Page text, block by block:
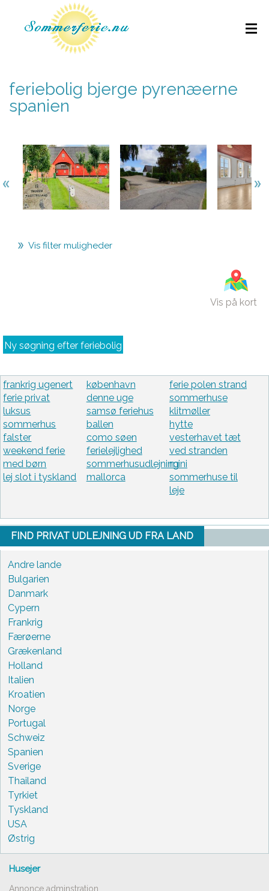
feriebolig bjerge pyrenæerne
spanien
Vis filter muligheder
Vis på kort
Ny søgning efter feriebolig
frankrig ugenert
ferie privat
luksus
sommerhus
falster
weekend ferie
med børn
lej slot i tyskland
københavn
denne uge
samsø feriehus
ballen
como søen
ferielejlighed
sommerhusudlejning
mallorca
ferie polen strand
sommerhuse
klitmøller
hytte
vesterhavet tæt
ved stranden
mini
sommerhuse til
leje
FIND PRIVAT UDLEJNING UD FRA LAND
Andre lande
Bulgarien
Danmark
Cypern
Frankrig
Færøerne
Grækenland
Holland
Italien
Kroatien
Norge
Portugal
Schweiz
Spanien
Sverige
Thailand
Tyrkiet
Tyskland
USA
Østrig
Husejer
Annonce adminstration